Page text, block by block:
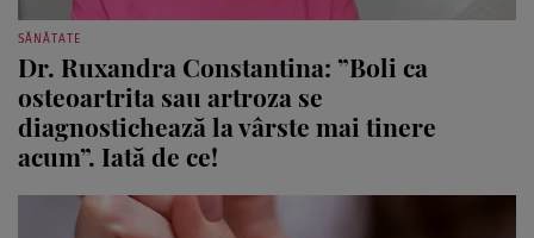
SĂNĂTATE
Dr. Ruxandra Constantina: ”Boli ca
osteoartrita sau artroza se
diagnostichează la vârste mai tinere
acum”. Iată de ce!